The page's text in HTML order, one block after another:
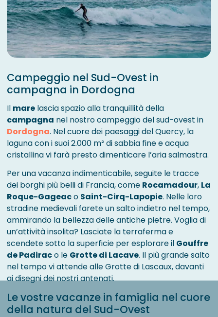
Campeggio nel Sud-Ovest in
campagna in Dordogna
Il mare lascia spazio alla tranquillità della
campagna nel nostro campeggio del sud-ovest in
Dordogna. Nel cuore dei paesaggi del Quercy, la
laguna con i suoi 2.000 m² di sabbia fine e acqua
cristallina vi farà presto dimenticare l’aria salmastra.
Per una vacanza indimenticabile, seguite le tracce
dei borghi più belli di Francia, come Rocamadour, La
Roque-Gageaco Saint-Cirq-Lapopie. Nelle loro
stradine medievali farete un salto indietro nel tempo,
ammirando la bellezza delle antiche pietre. Voglia di
un’attività insolita? Lasciate la terraferma e
scendete sotto la superficie per esplorare il Gouffre
de Padiraco le Grotte di Lacave. Il più grande salto
nel tempo vi attende alle Grotte di Lascaux, davanti
ai disegni dei nostri antenati.
Le vostre vacanze in famiglia nel cuore
della natura del Sud-Ovest